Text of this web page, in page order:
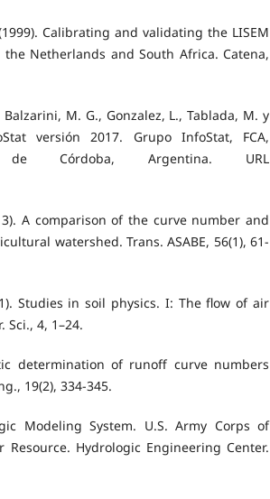
Calibrating and validating the LISEM
Netherlands and South Africa. Catena,
Balzarini, M. G., Gonzalez, L., Tablada, M. y
versión 2017. Grupo InfoStat, FCA,
de Córdoba, Argentina. URL
A comparison of the curve number and
watershed. Trans. ASABE, 56(1), 61-
Studies in soil physics. I: The flow of air
Sci., 4, 1–24.
determination of runoff curve numbers
19(2), 334-345.
Modeling System. U.S. Army Corps of
Hydrologic Engineering Center.